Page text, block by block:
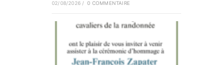
02/08/2026 / 0 COMMENTAIRE